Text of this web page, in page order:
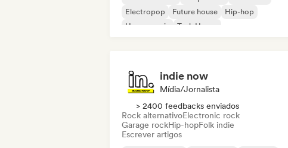
Electropop
Future house
Hip-hop
House music
Tech House
indie now
Mídia/Jornalista
> 2400 feedbacks enviados
Rock alternativoElectronic rock
Garage rockHip-hopFolk indie
Escrever artigos